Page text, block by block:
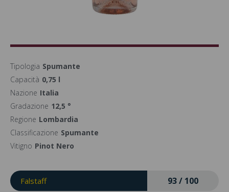
Tipologia Spumante
Capacità 0,75 l
Nazione Italia
Gradazione 12,5 °
Regione Lombardia
Classificazione Spumante
Vitigno Pinot Nero
Falstaff 93 / 100